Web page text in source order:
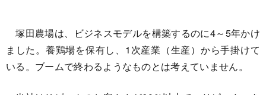
塚田農場は、ビジネスモデルを構築するのに4～5年かけ
ました。養鶏場を保有し、1次産業（生産）から手掛けて
いる。ブームで終わるようなものとは考えていません。